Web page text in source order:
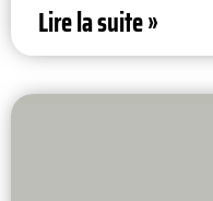
Lire la suite »